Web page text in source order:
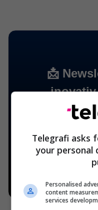
Telegrafi asks
your
Personalised
content
services